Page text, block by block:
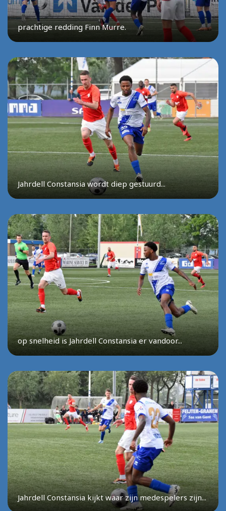
prachtige redding Finn Murre.
Jahrdell Constansia wordt diep gestuurd...
op snelheid is Jahrdell Constansia er vandoor...
Jahrdell Constansia kijkt waar zijn medespelers zijn...